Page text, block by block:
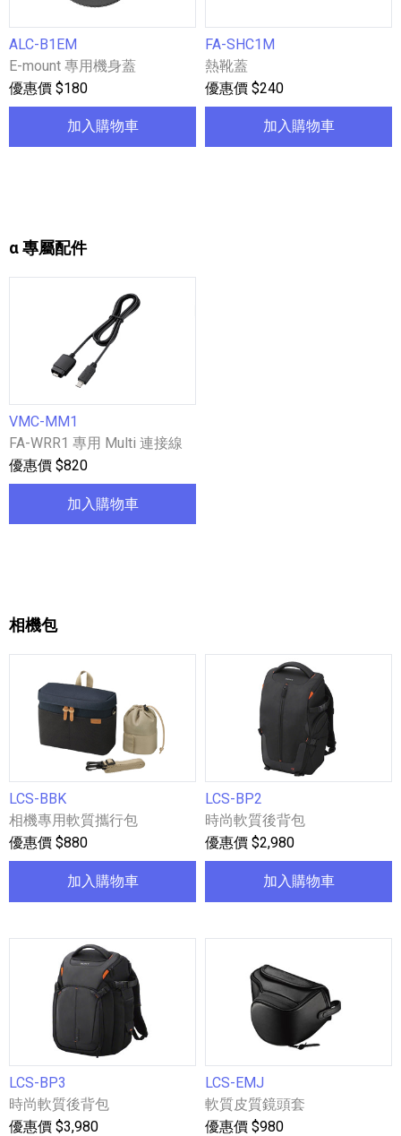
ALC-B1EM
E-mount 專用機身蓋
優惠價 $180
加入購物車
FA-SHC1M
熱靴蓋
優惠價 $240
加入購物車
α 專屬配件
VMC-MM1
FA-WRR1 專用 Multi 連接線
優惠價 $820
加入購物車
相機包
LCS-BBK
相機專用軟質攜行包
優惠價 $880
加入購物車
LCS-BP2
時尚軟質後背包
優惠價 $2,980
加入購物車
LCS-BP3
時尚軟質後背包
優惠價 $3,980
LCS-EMJ
軟質皮質鏡頭套
優惠價 $980